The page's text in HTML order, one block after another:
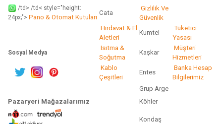
/td> /td< style="height:
24px;"> Pano & Otomat Kutuları
Cata
Gizlilik Ve
Güvenlik
Hırdavat & El
Aletleri
Kumtel
Tüketici
Yasası
Sosyal Medya
Isıtma &
Soğutma
Kaşkar
Müşteri
Hizmetleri
Kablo
Çeşitleri
Entes
Banka Hesap
Bilgilerimiz
Grup Arge
Pazaryeri Mağazalarımız
Köhler
Kondaş